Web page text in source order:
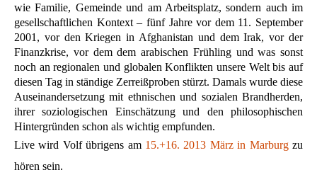
wie Familie, Gemeinde und am Arbeitsplatz, sondern auch im
gesellschaftlichen Kontext – fünf Jahre vor dem 11. September
2001, vor den Kriegen in Afghanistan und dem Irak, vor der
Finanzkrise, vor dem dem arabischen Frühling und was sonst
noch an regionalen und globalen Konflikten unsere Welt bis auf
diesen Tag in ständige Zerreißproben stürzt. Damals wurde diese
Auseinandersetzung mit ethnischen und sozialen Brandherden,
ihrer soziologischen Einschätzung und den philosophischen
Hintergründen schon als wichtig empfunden.
Live wird Volf übrigens am 15.+16. 2013 März in Marburgzu
hören sein.